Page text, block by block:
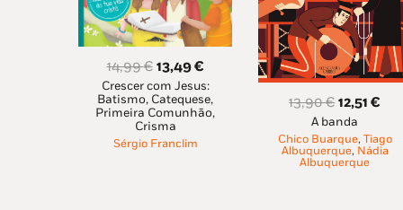
14,99€ O
preço
original
era:
14,99 €.
13,49€O
preço
atual
Crescer com Jesus:
Batismo, Catequese,
Primeira Comunhão,
Crisma
Sérgio Franclim
13,90€O
preço
original
era:
12,51€
A banda
Chico Buarque, Tiago
Albuquerque, Nádia
Albuquerque